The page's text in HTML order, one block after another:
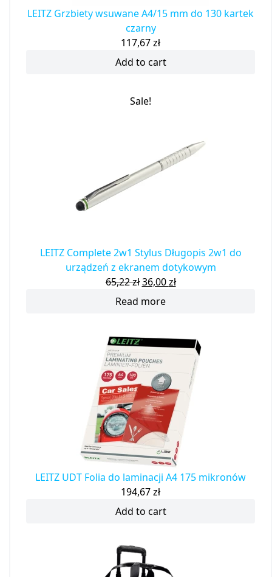
LEITZ Grzbiety wsuwane A4/15 mm do 130 kartek
czarny
117,67zł
Add to cart
Sale!
LEITZ Complete 2w1 Stylus Długopis 2w1 do
urządzeń z ekranem dotykowym
65,22zł 36,00zł
Read more
LEITZ UDT Folia do laminacji A4 175 mikronów
194,67zł
Add to cart